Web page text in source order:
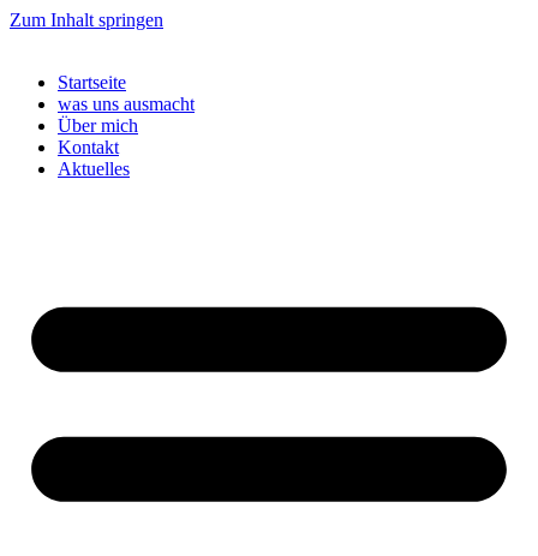
Zum Inhalt springen
Startseite
was uns ausmacht
Über mich
Kontakt
Aktuelles